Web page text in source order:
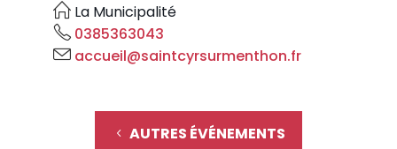
La Municipalité
0385363043
accueil@saintcyrsurmenthon.fr
AUTRES ÉVÉNEMENTS